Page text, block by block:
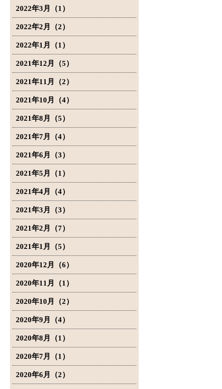
2022年3月（1）
2022年2月（2）
2022年1月（1）
2021年12月（5）
2021年11月（2）
2021年10月（4）
2021年8月（5）
2021年7月（4）
2021年6月（3）
2021年5月（1）
2021年4月（4）
2021年3月（3）
2021年2月（7）
2021年1月（5）
2020年12月（6）
2020年11月（1）
2020年10月（2）
2020年9月（4）
2020年8月（1）
2020年7月（1）
2020年6月（2）